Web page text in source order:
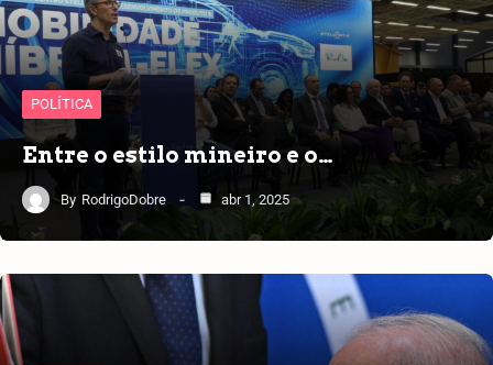
POLÍTICA
Entre o estilo mineiro e o…
By RodrigoDobre abr 1, 2025